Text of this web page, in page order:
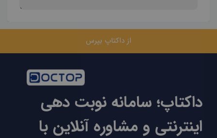
از داکتاپ بپرس
داکتاپ؛ سامانه نوبت دهی
اینترنتی و مشاوره آنلاین با